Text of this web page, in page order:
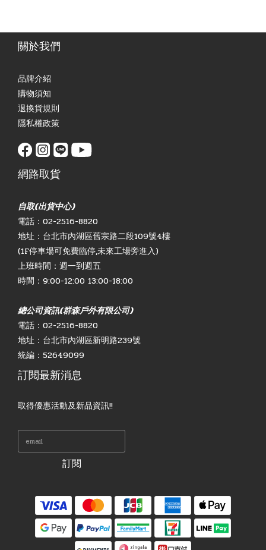
關於我們
品牌介紹
購物須知
退換貨規則
隱私權政策
網路取貨
自取(出貨中心)
電話：02-2516-8820
地址：台北市內湖區舊宗路二段109號4樓
(1F停車場可免費臨停,未來工場旁進入)
上班時間：週一到週五
時間：9:00-12:00 13:00-18:00
總公司資訊(群森戶外有限公司)
電話：02-2516-8820
地址：台北市內湖區新明路239號
統編：52649099
訂閱最新消息
取得優惠活動及新品資訊!!
訂閱